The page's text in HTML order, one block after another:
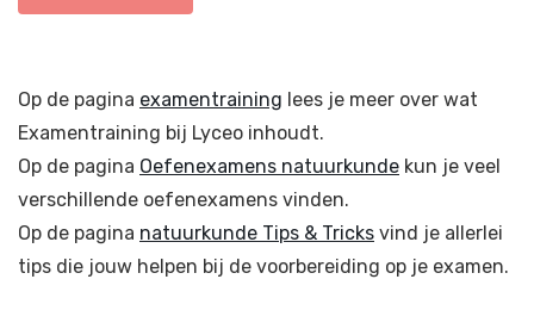
Op de pagina examentraining lees je meer over wat
Examentraining bij Lyceo inhoudt.
Op de pagina Oefenexamens natuurkunde kun je veel
verschillende oefenexamens vinden.
Op de pagina natuurkunde Tips & Tricks vind je allerlei
tips die jouw helpen bij de voorbereiding op je examen.